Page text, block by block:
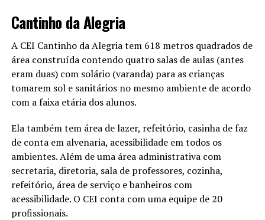
Cantinho da Alegria
A CEI Cantinho da Alegria tem 618 metros quadrados de
área construída contendo quatro salas de aulas (antes
eram duas) com solário (varanda) para as crianças
tomarem sol e sanitários no mesmo ambiente de acordo
com a faixa etária dos alunos.
Ela também tem área de lazer, refeitório, casinha de faz
de conta em alvenaria, acessibilidade em todos os
ambientes. Além de uma área administrativa com
secretaria, diretoria, sala de professores, cozinha,
refeitório, área de serviço e banheiros com
acessibilidade. O CEI conta com uma equipe de 20
profissionais.